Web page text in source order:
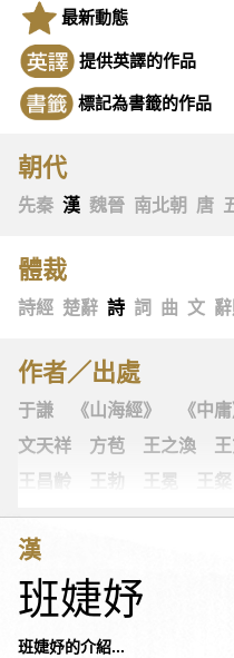
最新動態
提供英譯的作品
標記為書籤的作品
朝代
先秦 漢 魏晉 南北朝 唐
體裁
詩經 楚辭 詩 詞 曲 文
作者／出處
于謙 《山海經》 《中庸
文天祥
方苞 王之渙
王昌齡
王勃 王冕 王粲
王翰
王觀 王讜 古詩
司空圖
《左傳》
白居易
朱敦儒
朱慶餘
漢
班婕妤
班婕妤的介紹...